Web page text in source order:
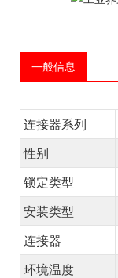
一般信息
连接器系列
性别
锁定类型
安装类型
连接器
环境温度